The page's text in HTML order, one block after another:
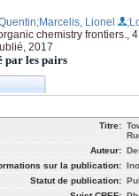
;Marcelis, Lionel
chemistry frontiers.,
2017
par les pairs
Titre:
Auteur:
sur la publication:
Statut de publication: